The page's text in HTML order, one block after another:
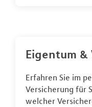
Eigentum &
Erfahren Sie im
Versicherung für
welcher